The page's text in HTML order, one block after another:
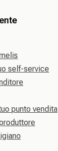
self-service
punto vendita